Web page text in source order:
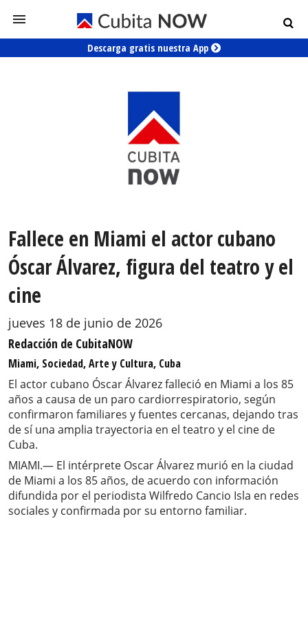
Descarga gratis nuestra App
Fallece en Miami el actor cubano
Óscar Álvarez, figura del teatro y el
cine
jueves 18 de junio de 2026
Redacción de CubitaNOW
Miami, Sociedad, Arte y Cultura, Cuba
El actor cubano Óscar Álvarez falleció en Miami a los 85
años a causa de un paro cardiorrespiratorio, según
confirmaron familiares y fuentes cercanas, dejando tras
de sí una amplia trayectoria en el teatro y el cine de
Cuba.
MIAMI.— El intérprete Oscar Álvarez murió en la ciudad
de Miami a los 85 años, de acuerdo con información
difundida por el periodista Wilfredo Cancio Isla en redes
sociales y confirmada por su entorno familiar.